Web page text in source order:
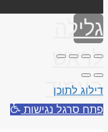
גלילה
לראש
העמוד
דילוג לתוכן
פתח סרגל נגישות